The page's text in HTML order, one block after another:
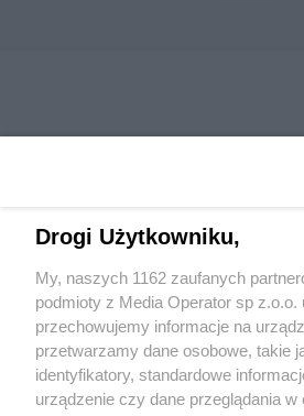
Wydawca mediówlokalnych
Drogi Użytkowniku,
My, naszych 1162 zaufanych
podmioty z Media Operator sp
przechowujemy informacje na
przetwarzamy dane osobowe, takie
identyfikatory, standardowe
urządzenie czy dane przeglądania w